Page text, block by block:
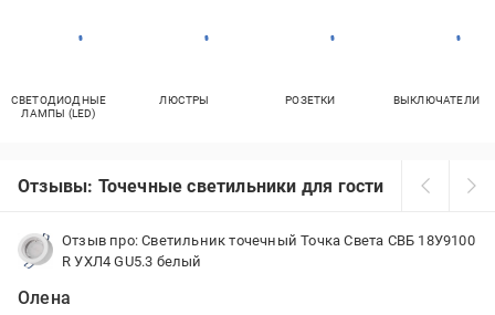
СВЕТОДИОДНЫЕ
ЛАМПЫ (LED)
ЛЮСТРЫ РОЗЕТКИ ВЫКЛЮЧАТЕЛИ
Отзывы: Точечные светильники для гостиной
Отзыв про: Светильник точечный Точка Света СВБ 18У9100
R УХЛ4 GU5.3 белый
Олена